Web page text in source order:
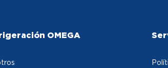
OMEGA